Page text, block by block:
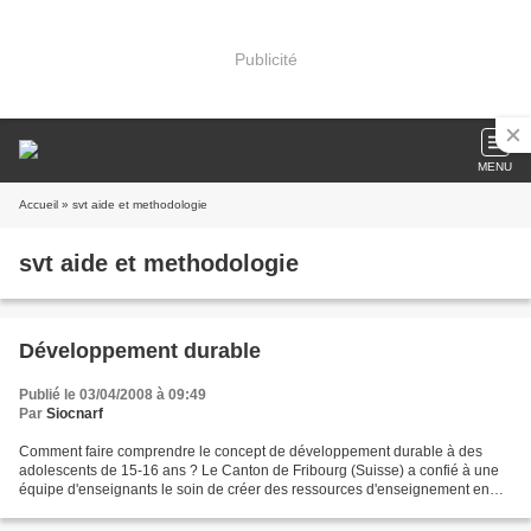
Publicité
MENU
Accueil » svt aide et methodologie
svt aide et methodologie
Développement durable
Publié le 03/04/2008 à 09:49
Par Siocnarf
Comment faire comprendre le concept de développement durable à des
adolescents de 15-16 ans ? Le Canton de Fribourg (Suisse) a confié à une
équipe d'enseignants le soin de créer des ressources d'enseignement en